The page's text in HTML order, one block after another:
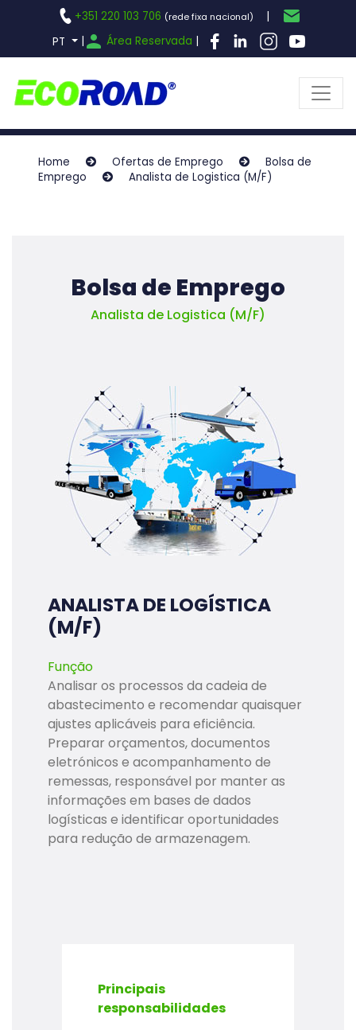
+351 220 103 706 (rede fixa nacional)
|
PT
| Área Reservada |
Home Ofertas de Emprego
Bolsa de
Emprego
Analista de Logistica (M/F)
Bolsa de Emprego
Analista de Logistica (M/F)
ANALISTA DE LOGÍSTICA
(M/F)
Função
Analisar os processos da cadeia de
abastecimento e recomendar quaisquer
ajustes aplicáveis para eficiência.
Preparar orçamentos, documentos
eletrónicos e acompanhamento de
remessas, responsável por manter as
informações em bases de dados
logísticas e identificar oportunidades
para redução de armazenagem.
Principais
responsabilidades